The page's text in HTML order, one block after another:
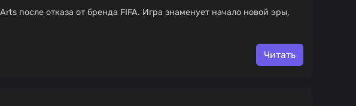
после отказа от бренда FIFA. Игра знаменует начало новой эры,
Читать